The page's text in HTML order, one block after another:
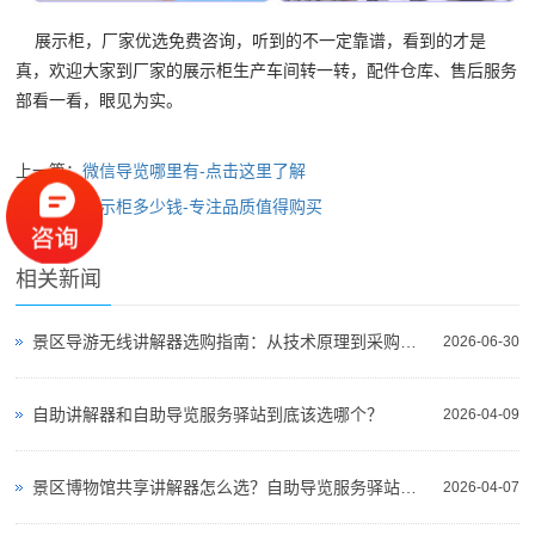
展示柜，厂家优选免费咨询，听到的不一定靠谱，看到的才是
真，欢迎大家到厂家的展示柜生产车间转一转，配件仓库、售后服务
部看一看，眼见为实。
上一篇：微信导览哪里有-点击这里了解
下一篇：
展示柜多少钱-专注品质值得购买
相关新闻
2026-06-30
景区导游无线讲解器选购指南：从技术原理到采购决策
2026-04-09
自助讲解器和自助导览服务驿站到底该选哪个？
2026-04-07
景区博物馆共享讲解器怎么选？自助导览服务驿站部署全攻略（2026版）